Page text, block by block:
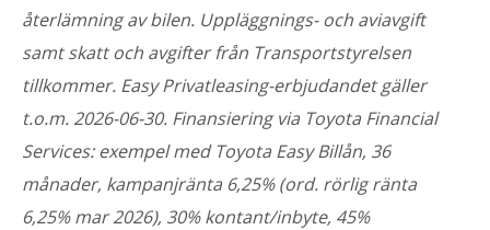
återlämning av bilen. Uppläggnings- och aviavgift
samt skatt och avgifter från Transportstyrelsen
tillkommer. Easy Privatleasing-erbjudandet gäller
t.o.m. 2026-06-30. Finansiering via Toyota Financial
Services: exempel med Toyota Easy Billån, 36
månader, kampanjränta 6,25% (ord. rörlig ränta
6,25% mar 2026), 30% kontant/inbyte, 45%